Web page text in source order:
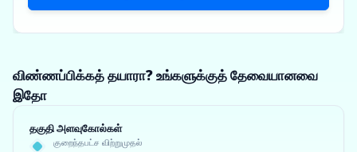
விண்ணப்பிக்கத் தயாரா? உங்களுக்குத் தேவையானவை
இதோ
தகுதி அளவுகோல்கள்
குறைந்தபட்ச விற்றுமுதல்